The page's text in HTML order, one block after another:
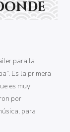
para la
Es la primera
es muy
por
para